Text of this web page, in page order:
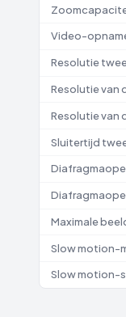
Video-
Resolutie
Resolutie van
Resolutie van
Sluitertijd
Maximale
Slow motion-
Slow motion-